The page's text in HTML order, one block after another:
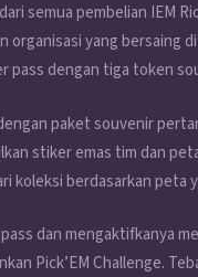
semua pembelian IEM
organisasi yang bersaing
pass dengan tiga token
paket souvenir
stiker emas tim dan
koleksi berdasarkan peta
dan mengaktifkanya
Pick’EM Challenge.